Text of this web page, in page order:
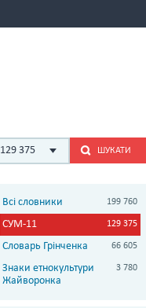
129 375 ШУКАТИ
Всі словники 199 760
СУМ-11 129 375
Словарь Грінченка 66 605
Знаки етнокультури
Жайворонка
3 780